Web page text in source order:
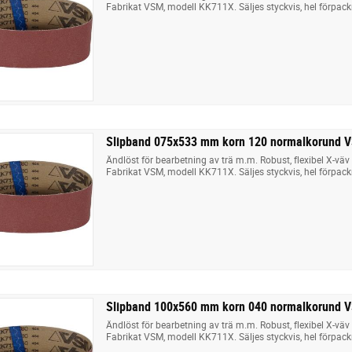
Fabrikat VSM, modell KK711X. Säljes styckvis, hel
Slipband 075x533 mm korn 120 normalkorund
Ändlöst för bearbetning av trä m.m. Robust, flexibel X-
Fabrikat VSM, modell KK711X. Säljes styckvis, hel
Slipband 100x560 mm korn 040 normalkorund
Ändlöst för bearbetning av trä m.m. Robust, flexibel X-
Fabrikat VSM, modell KK711X. Säljes styckvis, hel